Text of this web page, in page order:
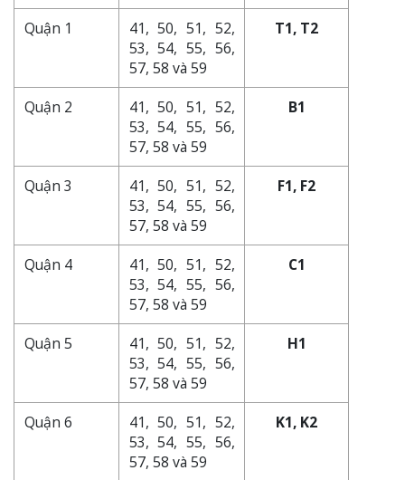
Quận 1
41, 50, 51, 52,
53, 54, 55, 56,
57, 58 và 59
T1, T2
Quận 2
41, 50, 51, 52,
53, 54, 55, 56,
57, 58 và 59
B1
Quận 3
41, 50, 51, 52,
53, 54, 55, 56,
57, 58 và 59
F1, F2
Quận 4
41, 50, 51, 52,
53, 54, 55, 56,
57, 58 và 59
C1
Quận 5
41, 50, 51, 52,
53, 54, 55, 56,
57, 58 và 59
H1
Quận 6
41, 50, 51, 52,
53, 54, 55, 56,
57, 58 và 59
K1, K2